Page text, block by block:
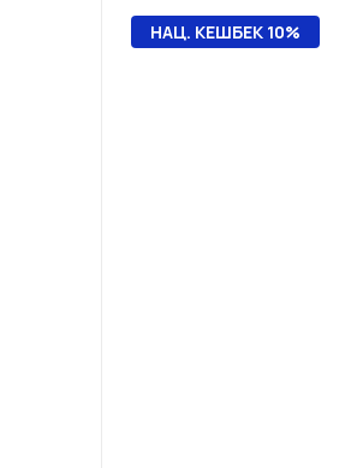
НАЦ. КЕШБЕК 10%